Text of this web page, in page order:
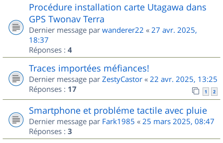
Procédure installation carte Utagawa dans
GPS Twonav Terra
Dernier message par wanderer22 « 27 avr. 2025,
18:37
Réponses : 4
Traces importées méfiances!
Dernier message par ZestyCastor « 22 avr. 2025, 13:25
Réponses : 17 1 2
Smartphone et probléme tactile avec pluie
Dernier message par Fark1985 « 25 mars 2025, 08:47
Réponses : 3